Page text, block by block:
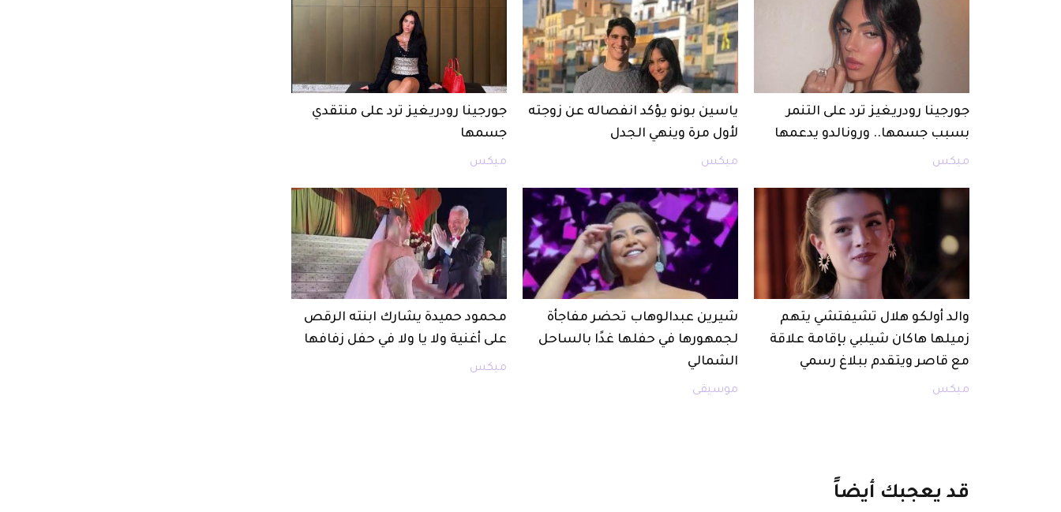
جورجينا رودريغيز ترد على التنمر
بسبب جسمها.. ورونالدو يدعمها
ميكس
ياسين بونو يؤكد انفصاله عن زوجته
لأول مرة وينهي الجدل
ميكس
جورجينا رودريغيز ترد على منتقدي
جسمها
ميكس
والد أولكو هلال تشيفتشي يتهم
زميلها هاكان شيلبي بإقامة علاقة
مع قاصر ويتقدم ببلاغ رسمي
ميكس
شيرين عبدالوهاب تحضر مفاجأة
لجمهورها في حفلها غدًا بالساحل
الشمالي
موسيقى
محمود حميدة يشارك ابنته الرقص
على أغنية ولا يا ولا في حفل زفافها
ميكس
قد يعجبك أيضاً